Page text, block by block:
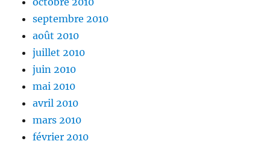
septembre 2010
août 2010
juillet 2010
juin 2010
mai 2010
avril 2010
mars 2010
février 2010